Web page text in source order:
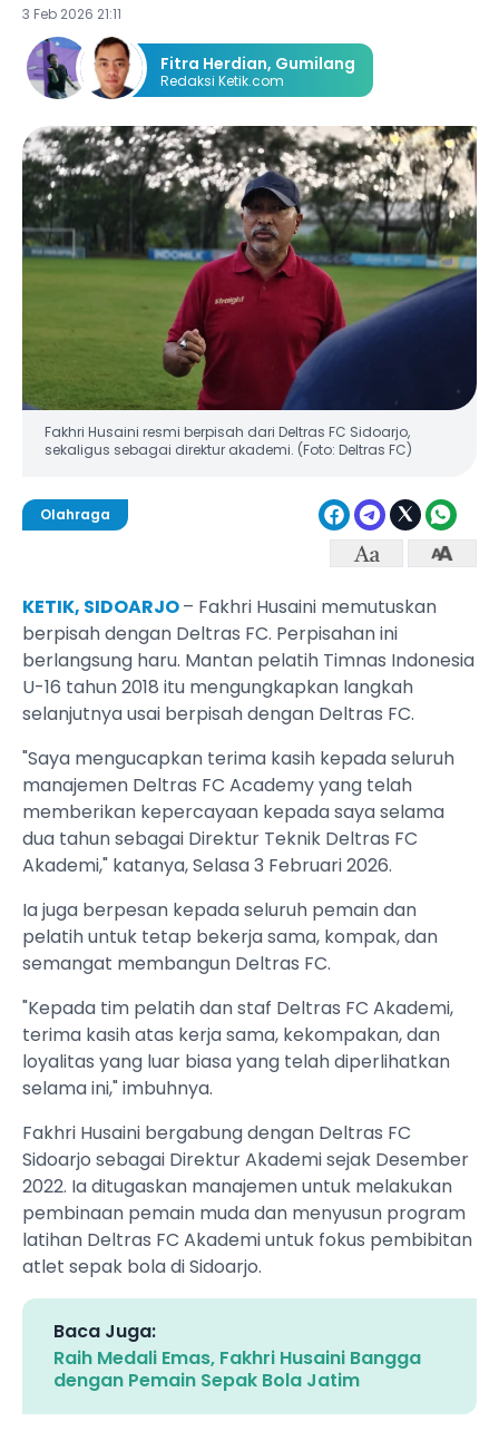
3 Feb 2026 21:11
Fitra Herdian, Gumilang
Redaksi Ketik.com
Fakhri Husaini resmi berpisah dari Deltras FC Sidoarjo,
sekaligus sebagai direktur akademi. (Foto: Deltras FC)
Olahraga
KETIK, SIDOARJO– Fakhri Husaini memutuskan
berpisah dengan Deltras FC. Perpisahan ini
berlangsung haru. Mantan pelatih Timnas Indonesia
U-16 tahun 2018 itu mengungkapkan langkah
selanjutnya usai berpisah dengan Deltras FC.
"Saya mengucapkan terima kasih kepada seluruh
manajemen Deltras FC Academy yang telah
memberikan kepercayaan kepada saya selama
dua tahun sebagai Direktur Teknik Deltras FC
Akademi," katanya, Selasa 3 Februari 2026.
Ia juga berpesan kepada seluruh pemain dan
pelatih untuk tetap bekerja sama, kompak, dan
semangat membangun Deltras FC.
"Kepada tim pelatih dan staf Deltras FC Akademi,
terima kasih atas kerja sama, kekompakan, dan
loyalitas yang luar biasa yang telah diperlihatkan
selama ini," imbuhnya.
Fakhri Husaini bergabung dengan Deltras FC
Sidoarjo sebagai Direktur Akademi sejak Desember
2022. Ia ditugaskan manajemen untuk melakukan
pembinaan pemain muda dan menyusun program
latihan Deltras FC Akademi untuk fokus pembibitan
atlet sepak bola di Sidoarjo.
Baca Juga:
Raih Medali Emas, Fakhri Husaini Bangga
dengan Pemain Sepak Bola Jatim